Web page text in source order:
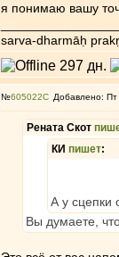
я понимаю вашу
sarva-dharmāḥ
№605022 Добавлено:
Рената Скот
КИ пишет:
А у сцепки
Вы думаете,